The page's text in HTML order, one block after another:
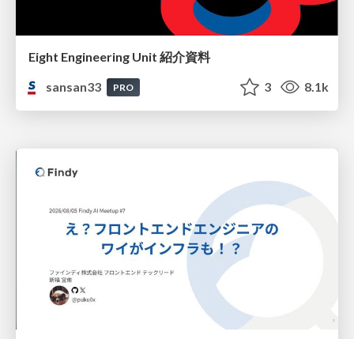
Eight Engineering Unit 紹介資料
sansan33
PRO 3 8.1k